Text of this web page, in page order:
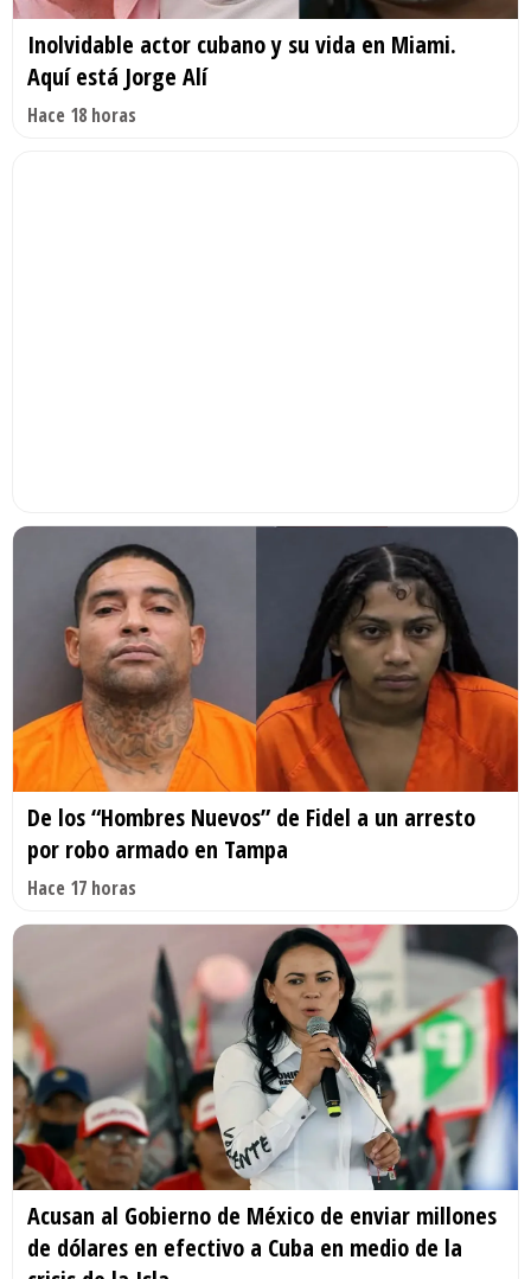
Inolvidable actor cubano y su vida en Miami.
Aquí está Jorge Alí
Hace 18 horas
De los “Hombres Nuevos” de Fidel a un arresto
por robo armado en Tampa
Hace 17 horas
Acusan al Gobierno de México de enviar millones
de dólares en efectivo a Cuba en medio de la